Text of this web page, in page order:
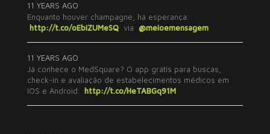
11 YEARS AGO
Enquanto houver champagne, há esperança:
http://t.co/oEbiZUMeSQ via @meioemensagem
11 YEARS AGO
Já conhece o MedSquare? O app grátis para buscas,
check-in e avaliação de estabelecimentos médicos em
IOS e Android. http://t.co/HeTABGq91M